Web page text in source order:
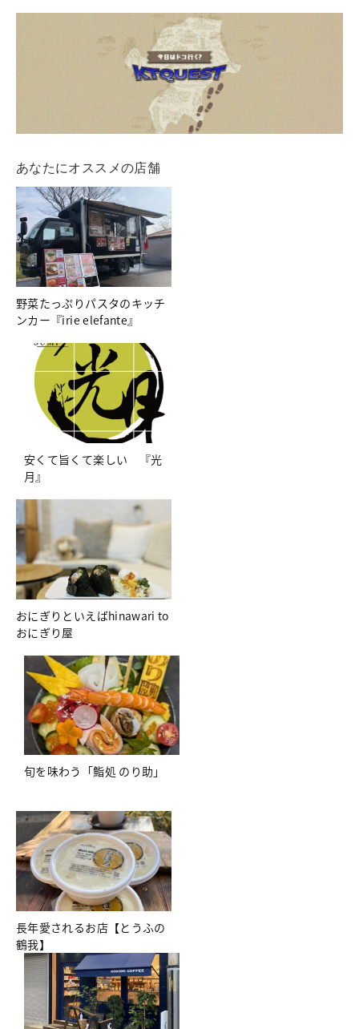
あなたにオススメの店舗
野菜たっぷりパスタのキッチ
ンカー『irie elefante』
安くて旨くて楽しい 『光
月』
おにぎりといえばhinawari to
おにぎり屋
旬を味わう「鮨処 のり助」
長年愛されるお店【とうふの
鶴我】